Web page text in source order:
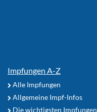
Impfungen A-Z
Alle Impfungen
Allgemeine Impf-Infos
Die wichtigsten Impfungen